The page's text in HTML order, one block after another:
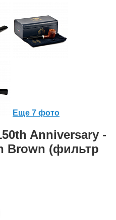
Еще 7 фото
Anniversary -
Brown (фильтр